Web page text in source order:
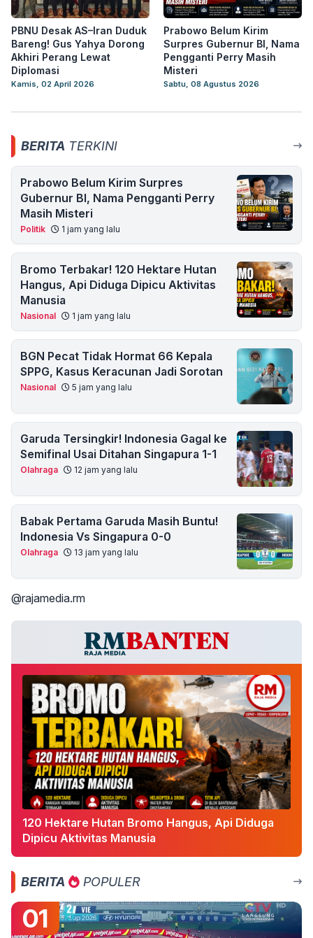
PBNU Desak AS–Iran Duduk
Bareng! Gus Yahya Dorong
Akhiri Perang Lewat
Diplomasi
Kamis, 02 April 2026
Prabowo Belum Kirim
Surpres Gubernur BI, Nama
Pengganti Perry Masih
Misteri
Sabtu, 08 Agustus 2026
BERITA TERKINI
Prabowo Belum Kirim Surpres
Gubernur BI, Nama Pengganti Perry
Masih Misteri
Politik 1 jam yang lalu
Bromo Terbakar! 120 Hektare Hutan
Hangus, Api Diduga Dipicu Aktivitas
Manusia
Nasional 1 jam yang lalu
BGN Pecat Tidak Hormat 66 Kepala
SPPG, Kasus Keracunan Jadi Sorotan
Nasional 5 jam yang lalu
Garuda Tersingkir! Indonesia Gagal ke
Semifinal Usai Ditahan Singapura 1-1
Olahraga 12 jam yang lalu
Babak Pertama Garuda Masih Buntu!
Indonesia Vs Singapura 0-0
Olahraga 13 jam yang lalu
@rajamedia.rm
120 Hektare Hutan Bromo Hangus, Api Diduga
Dipicu Aktivitas Manusia
BERITA POPULER
01